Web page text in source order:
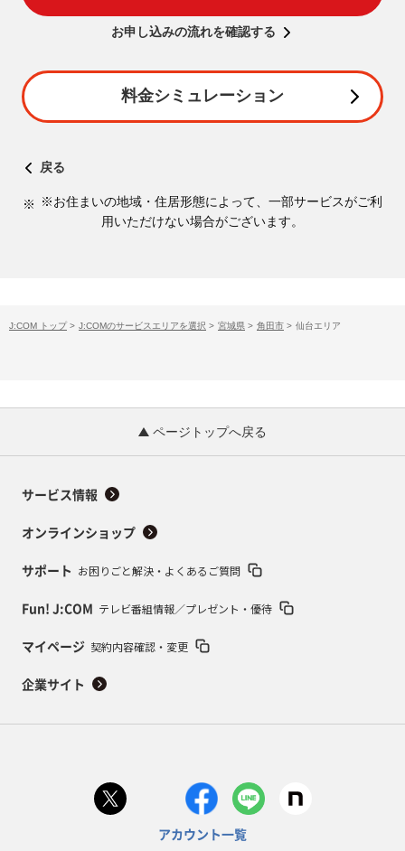
お申し込みの流れを確認する
料金シミュレーション
戻る
※お住まいの地域・住居形態によって、一部サービスがご利
用いただけない場合がございます。
J:COM トップ > J:COMのサービスエリアを選択 > 宮城県 > 角田市 > 仙台エリア
ページトップへ戻る
サービス情報
オンラインショップ
サポート お困りごと解決・よくあるご質問
Fun! J:COM テレビ番組情報／プレゼント・優待
マイページ 契約内容確認・変更
企業サイト
アカウント一覧